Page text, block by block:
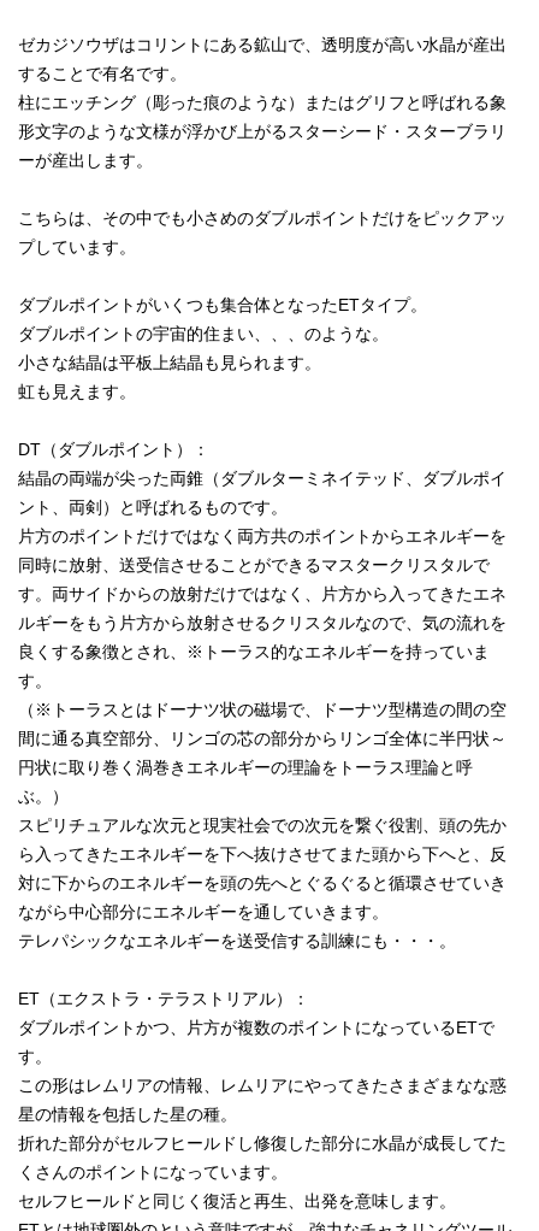
ゼカジソウザはコリントにある鉱山で、透明度が高い水晶が産出
することで有名です。
柱にエッチング（彫った痕のような）またはグリフと呼ばれる象
形文字のような文様が浮かび上がるスターシード・スターブラリ
ーが産出します。
こちらは、その中でも小さめのダブルポイントだけをピックアッ
プしています。
ダブルポイントがいくつも集合体となったETタイプ。
ダブルポイントの宇宙的住まい、、、のような。
小さな結晶は平板上結晶も見られます。
虹も見えます。
DT（ダブルポイント）：
結晶の両端が尖った両錐（ダブルターミネイテッド、ダブルポイ
ント、両剣）と呼ばれるものです。
片方のポイントだけではなく両方共のポイントからエネルギーを
同時に放射、送受信させることができるマスタークリスタルで
す。両サイドからの放射だけではなく、片方から入ってきたエネ
ルギーをもう片方から放射させるクリスタルなので、気の流れを
良くする象徴とされ、※トーラス的なエネルギーを持っていま
す。
（※トーラスとはドーナツ状の磁場で、ドーナツ型構造の間の空
間に通る真空部分、リンゴの芯の部分からリンゴ全体に半円状～
円状に取り巻く渦巻きエネルギーの理論をトーラス理論と呼
ぶ。）
スピリチュアルな次元と現実社会での次元を繋ぐ役割、頭の先か
ら入ってきたエネルギーを下へ抜けさせてまた頭から下へと、反
対に下からのエネルギーを頭の先へとぐるぐると循環させていき
ながら中心部分にエネルギーを通していきます。
テレパシックなエネルギーを送受信する訓練にも・・・。
ET（エクストラ・テラストリアル）：
ダブルポイントかつ、片方が複数のポイントになっているETで
す。
この形はレムリアの情報、レムリアにやってきたさまざまなな惑
星の情報を包括した星の種。
折れた部分がセルフヒールドし修復した部分に水晶が成長してた
くさんのポイントになっています。
セルフヒールドと同じく復活と再生、出発を意味します。